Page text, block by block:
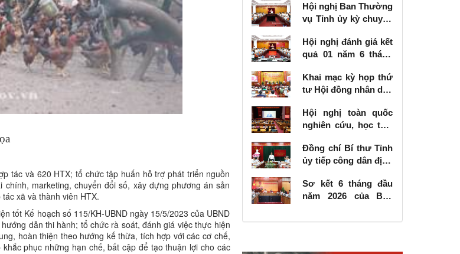
tác và 620 HTX; tổ chức tập huấn hỗ trợ phát triển nguồn
marketing, chuyển đổi số, xây dựng phương án sản
xã và thành viên HTX.
tốt Kế hoạch số 115/KH-UBND ngày 15/5/2023 của UBND
dẫn thi hành; tổ chức rà soát, đánh giá việc thực hiện
hoàn thiện theo hướng kế thừa, tích hợp với các cơ chế,
phục những hạn chế, bất cập để tạo thuận lợi cho các
Hội nghị Ban Thường
vụ Tỉnh ủy kỳ chuyên
Hội nghị đánh giá kết
quả 01 năm 6 tháng
số 57-NQ/TW
Khai mạc kỳ họp thứ
tư Hội đồng nhân dân
kỳ 2026 - 2031
Hội nghị toàn quốc
nghiên cứu, học tập,
khai thực hiện Nghị
quyết số 10-NQ/TW
phát triển kinh tế có
vốn đầu tư nước
Đồng chí Bí thư Tỉnh
ủy tiếp công dân định
Sơ kết 6 tháng đầu
năm 2026 của Ban
các công trình, dự án